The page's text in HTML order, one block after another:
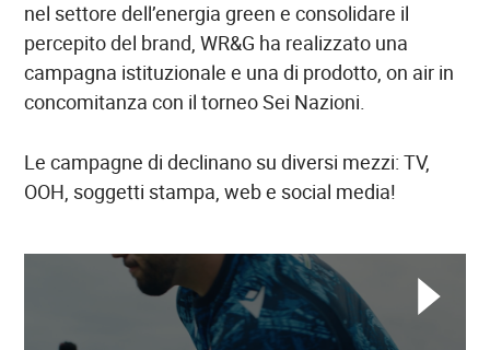
nel settore dell’energia green e consolidare il
percepito del brand, WR&G ha realizzato una
campagna istituzionale e una di prodotto, on air in
concomitanza con il torneo Sei Nazioni.
Le campagne di declinano su diversi mezzi: TV,
OOH, soggetti stampa, web e social media!